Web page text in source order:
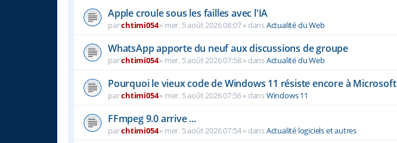
Apple croule sous les failles avec l'IA
parchtimi054» mer. 5 août 2026 08:07» dansActualité du Web
WhatsApp apporte du neuf aux discussions de groupe
parchtimi054» mer. 5 août 2026 07:58» dansActualité du Web
Pourquoi le vieux code de Windows 11 résiste encore à Microsoft
parchtimi054» mer. 5 août 2026 07:56» dansWindows 11
FFmpeg 9.0 arrive ...
parchtimi054» mer. 5 août 2026 07:54» dansActualité logiciels et autres